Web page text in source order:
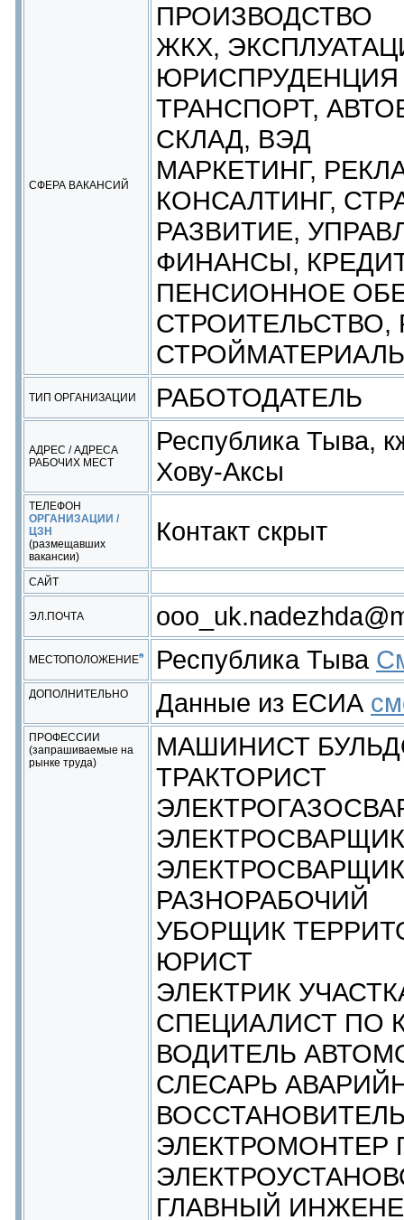
СФЕРА ВАКАНСИЙ
ПРОИЗВОДСТВО
ЖКХ,
ЮРИСПРУДЕНЦИЯ
ТРАНСПОРТ,
СКЛАД, ВЭД
МАРКЕТИНГ,
КОНСАЛТИНГ,
РАЗВИТИЕ,
ФИНАНСЫ,
ПЕНСИОННОЕ
СТРОИТЕЛЬСТВО,
ТИП ОРГАНИЗАЦИИ РАБОТОДАТЕЛЬ
АДРЕС / АДРЕСА
РАБОЧИХ МЕСТ
Республика Тыва,
Хову-Аксы
ТЕЛЕФОН
ОРГАНИЗАЦИИ /
ЦЗН
(размещавших
вакансии)
Контакт скрыт
САЙТ
ЭЛ.ПОЧТА
МЕСТОПОЛОЖЕНИЕ Республика Тыва
ДОПОЛНИТЕЛЬНО Данные из ЕСИА
ПРОФЕССИИ
(запрашиваемые на
рынке труда)
МАШИНИСТ
ТРАКТОРИСТ
ЭЛЕКТРОСВАРЩИК
РАЗНОРАБОЧИЙ
УБОРЩИК
ЮРИСТ
ЭЛЕКТРИК
СПЕЦИАЛИСТ ПО
ВОДИТЕЛЬ
СЛЕСАРЬ
ГЛАВНЫЙ